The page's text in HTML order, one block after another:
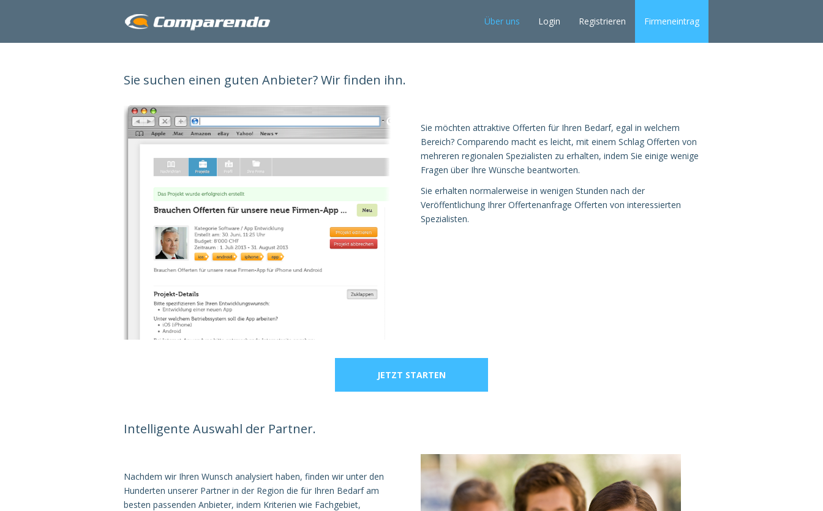
Über uns Login Registrieren Firmeneintrag
Sie suchen einen guten Anbieter? Wir finden ihn.
Sie möchten attraktive Offerten für Ihren Bedarf, egal in welchem
Bereich? Comparendo macht es leicht, mit einem Schlag Offerten von
mehreren regionalen Spezialisten zu erhalten, indem Sie einige wenige
Fragen über Ihre Wünsche beantworten.
Sie erhalten normalerweise in wenigen Stunden nach der
Veröffentlichung Ihrer Offertenanfrage Offerten von interessierten
Spezialisten.
JETZT STARTEN
Intelligente Auswahl der Partner.
Nachdem wir Ihren Wunsch analysiert haben, finden wir unter den
Hunderten unserer Partner in der Region die für Ihren Bedarf am
besten passenden Anbieter, indem Kriterien wie Fachgebiet,